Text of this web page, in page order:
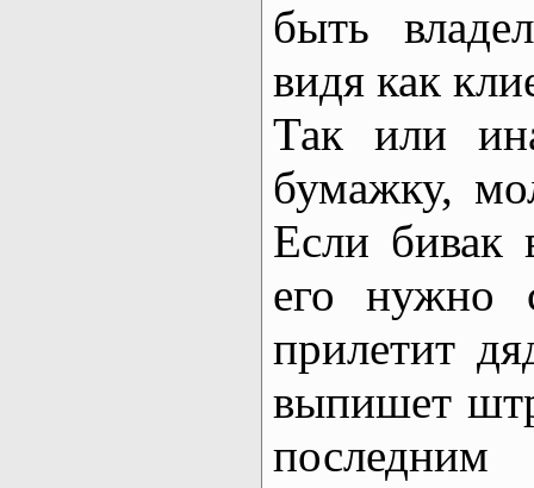
быть
видя как
Так или
бумажку,
Если бивак
его нужно
прилетит
выпишет